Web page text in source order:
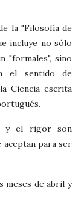
la "Filosofía de
incluye no sólo
"formales", sino
el sentido de
Ciencia escrita
y el rigor son
aceptan para ser
meses de abril y